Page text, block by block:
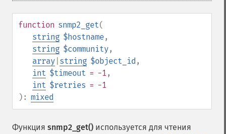
function snmp2_get(
string $hostname,
string $community,
array string $object_id ,
int $timeout = -1,
int $retries = -1
): mixed
Функция snmp2_get() используется для чтения